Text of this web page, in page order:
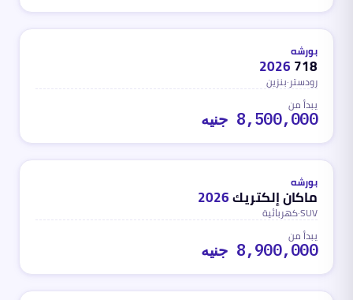
محدثمنذ شهر واحد تقريباً
بنزين
بورشه
718
2026
رودستر·بنزين
يبدأ من
8,500,000 جنيه
محدثمنذ شهر واحد تقريباً
كهربائية
بورشه
ماكان إلكتريك2026
SUV
·كهربائية
يبدأ من
8,900,000 جنيه
بنزين